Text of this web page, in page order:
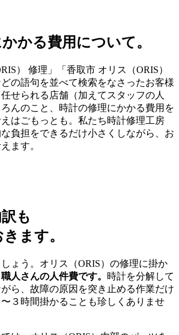
かる費用について。
） 修理」「香取市 オリス（ORIS）
の語句を並べて検索をなさったお客様
せられる店舗（加えてスタッフの人
んのこと、時計の修理にかかる費用を
はごもっとも。私たち時計修理工房
負担をできるだけ小さくしながら、お
ます。
も
ます。
ょう。オリス（ORIS）の修理に掛か
人さんの人件費です。 時計を分解して
ら、故障の原因を突き止める作業だけ
３時間掛かることも珍しくありませ